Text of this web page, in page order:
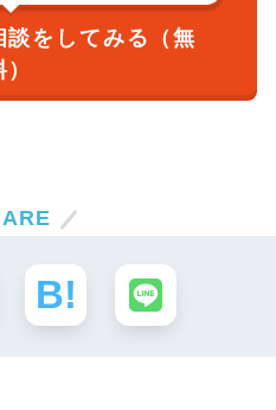
談をしてみる（無